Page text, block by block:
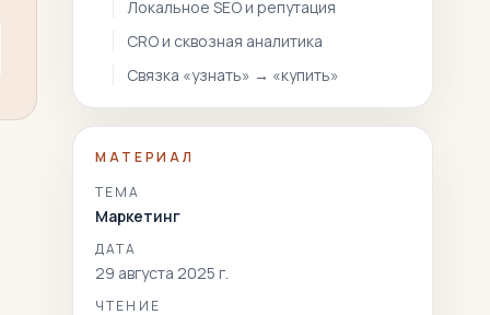
Локальное SEO и репутация
CRO и сквозная аналитика
Связка «узнать» → «купить»
МАТЕРИАЛ
ТЕМА
Маркетинг
ДАТА
29 августа 2025 г.
ЧТЕНИЕ